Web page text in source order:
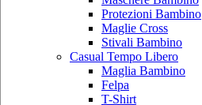
Protezioni Bambino
Maglie Cross
Stivali Bambino
Casual Tempo Libero
Maglia Bambino
Felpa
T-Shirt